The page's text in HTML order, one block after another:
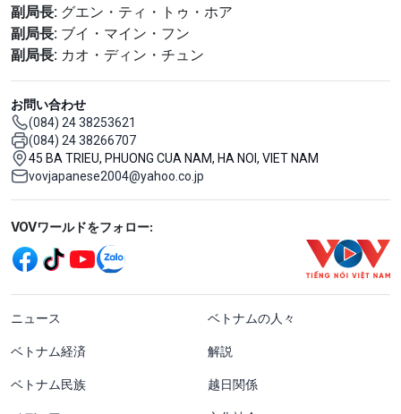
副局長: グエン・ティ・トゥ・ホア
副局長: ブイ・マイン・フン
副局長: カオ・ディン・チュン
お問い合わせ
(084) 24 38253621
(084) 24 38266707
45 BA TRIEU, PHUONG CUA NAM, HA NOI, VIET NAM
vovjapanese2004@yahoo.co.jp
Mạng xã hội
VOVワールドをフォロー:
menu footer tiếng Nhật
ニュース ベトナムの人々
ベトナム経済 解説
ベトナム民族 越日関係